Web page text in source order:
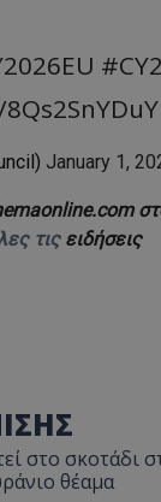
January 1,
τις ειδήσεις
στο σκοτάδι
θέαμα